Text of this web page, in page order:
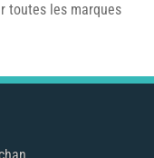
toutes les marques